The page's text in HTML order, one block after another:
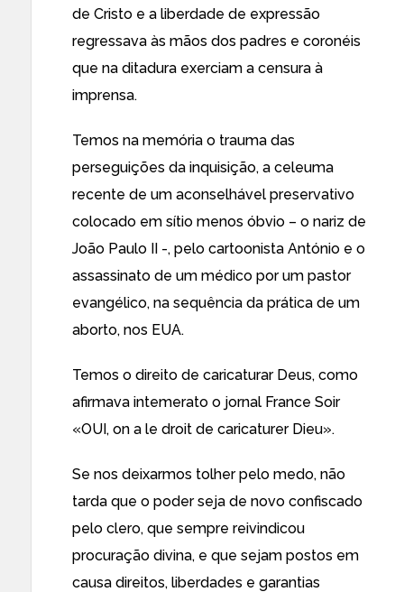
de Cristo e a liberdade de expressão
regressava às mãos dos padres e coronéis
que na ditadura exerciam a censura à
imprensa.
Temos na memória o trauma das
perseguições da inquisição, a celeuma
recente de um aconselhável preservativo
colocado em sítio menos óbvio – o nariz de
João Paulo II -, pelo cartoonista António e o
assassinato de um médico por um pastor
evangélico, na sequência da prática de um
aborto, nos EUA.
Temos o direito de caricaturar Deus, como
afirmava intemerato o jornal France Soir
«OUI, on a le droit de caricaturer Dieu».
Se nos deixarmos tolher pelo medo, não
tarda que o poder seja de novo confiscado
pelo clero, que sempre reivindicou
procuração divina, e que sejam postos em
causa direitos, liberdades e garantias